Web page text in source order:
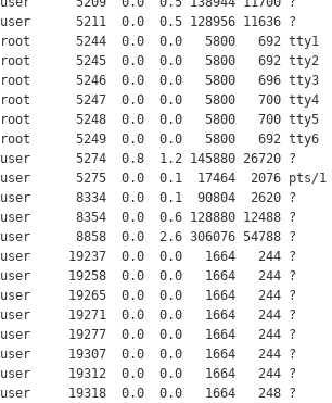
user      5211  0.0  0.5 128956 11636 ?
root      5244  0.0  0.0   5800   692 tty1
root      5245  0.0  0.0   5800   692 tty2
root      5246  0.0  0.0   5800   696 tty3
root      5247  0.0  0.0   5800   700 tty4
root      5248  0.0  0.0   5800   700 tty5
root      5249  0.0  0.0   5800   692 tty6
user      5274  0.8  1.2 145880 26720 ?
user      5275  0.0  0.1  17464  2076 pts/
user      8334  0.0  0.1  90804  2620 ?
user      8354  0.0  0.6 128880 12488 ?
user      8858  0.0  2.6 306076 54788 ?
user     19237  0.0  0.0   1664   244 ?
user     19258  0.0  0.0   1664   244 ?
user     19265  0.0  0.0   1664   244 ?
user     19271  0.0  0.0   1664   244 ?
user     19277  0.0  0.0   1664   244 ?
user     19307  0.0  0.0   1664   244 ?
user     19312  0.0  0.0   1664   244 ?
user     19318  0.0  0.0   1664   248 ?